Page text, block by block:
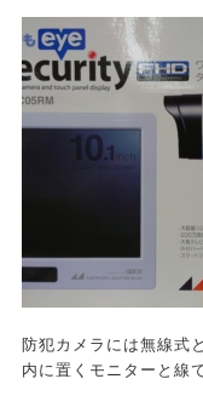
防犯カメラには無線式
内に置くモニターと線